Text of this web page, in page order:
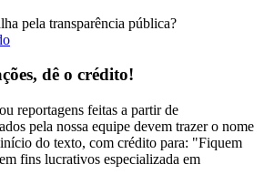
pela transparência pública?
dê o crédito!
reportagens feitas a partir de
pela nossa equipe devem trazer o nome
do texto, com crédito para: "Fiquem
fins lucrativos especializada em